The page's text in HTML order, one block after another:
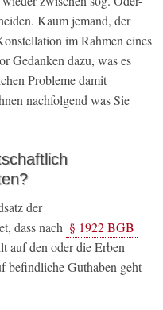
Kaum jemand, der
im Rahmen eines
Gedanken dazu, was es
Probleme damit
nachfolgend was Sie
der
dass nach § 1922 BGB
auf den oder die Erben
befindliche Guthaben geht